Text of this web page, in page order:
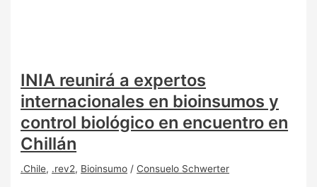
INIA reunirá a expertos
internacionales en bioinsumos y
control biológico en encuentro en
Chillán
.Chile, .rev2, Bioinsumo / Consuelo Schwerter